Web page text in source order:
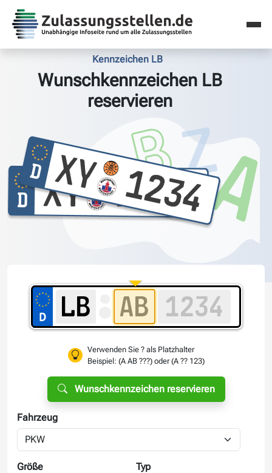
Kennzeichen LB
Wunschkennzeichen LB
reservieren
Verwenden Sie ? als Platzhalter
Beispiel: (A AB ???) oder (A ?? 123)
Wunschkennzeichen reservieren
Fahrzeug
Größe Typ